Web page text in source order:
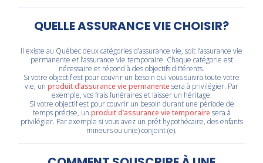
QUELLE ASSURANCE VIE CHOISIR?
Il existe au Québec deux catégories d’assurance vie, soit l’assurance vie
permanente et l’assurance vie temporaire. Chaque catégorie est
nécessaire et répond à des objectifs différents.
Si votre objectif est pour couvrir un besoin qui vous suivra toute votre
vie, un produit d’assurance vie permanente sera à privilégier. Par
exemple, vos frais funéraires et laisser un héritage.
Si votre objectif est pour couvrir un besoin durant une période de
temps précise, un produit d’assurance vie temporaire sera à
privilégier. Par exemple si vous avez un prêt hypothécaire, des enfants
mineurs ou un(e) conjoint (e).